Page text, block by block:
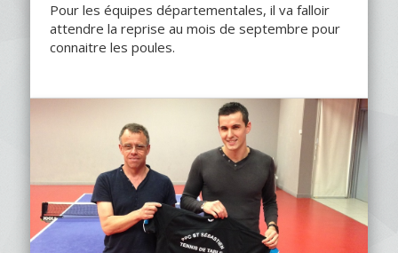
Pour les équipes départementales, il va falloir
attendre la reprise au mois de septembre pour
connaitre les poules.